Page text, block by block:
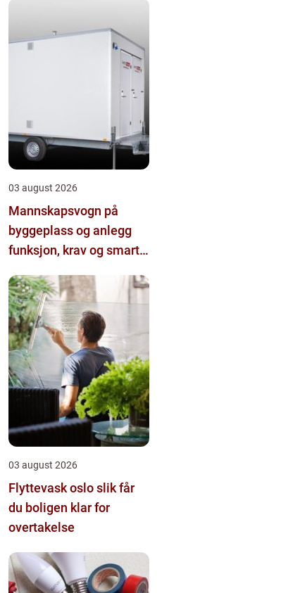
03 august 2026
Mannskapsvogn på
byggeplass og anlegg
funksjon, krav og smarte
03 august 2026
Flyttevask oslo slik får
du boligen klar for
overtakelse